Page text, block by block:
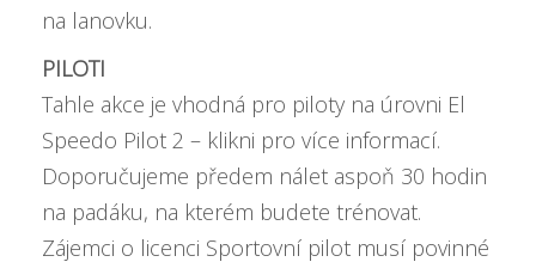
na lanovku.
PILOTI
Tahle akce je vhodná pro piloty na úrovni El
Speedo Pilot 2 – klikni pro více informací.
Doporučujeme předem nálet aspoň 30 hodin
na padáku, na kterém budete trénovat.
Zájemci o licenci Sportovní pilot musí povinné